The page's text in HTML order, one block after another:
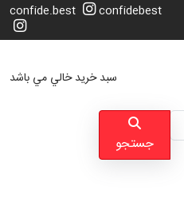
confide.best confidebest
جستجو
سبد خرید خالي مي باشد